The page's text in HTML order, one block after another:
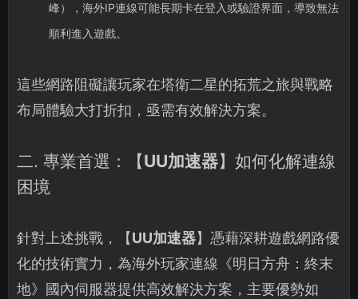
峰），海外IP連線可能長期卡在登入或驗證界面，導致無法
順利進入遊戲。
這些網路阻礙讓玩家在塔衛二星的拓荒之旅與戰略
布局體驗大打折扣，亟需有效解決方案。
二. 專業首選：【UU加速器】如何化解連線
困境
針對上述挑戰，【UU加速器】憑藉深耕遊戲網路優
化的技術實力，為海外玩家連線《明日方舟：終末
地》國內伺服器提供高效解決方案，主要優勢如